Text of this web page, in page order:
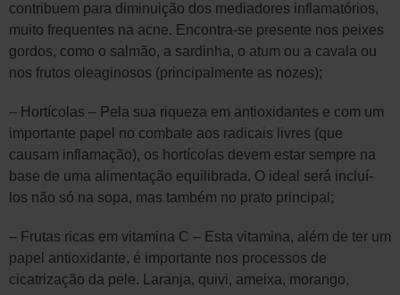
contribuem para diminuição dos mediadores inflamatórios,
muito frequentes na acne. Encontra-se presente nos peixes
gordos, como o salmão, a sardinha, o atum ou a cavala ou
nos frutos oleaginosos (principalmente as nozes);
– Hortícolas – Pela sua riqueza em antioxidantes e com um
importante papel no combate aos radicais livres (que
causam inflamação), os hortícolas devem estar sempre na
base de uma alimentação equilibrada. O ideal será incluí-
los não só na sopa, mas também no prato principal;
– Frutas ricas em vitamina C – Esta vitamina, além de ter um
papel antioxidante, é importante nos processos de
cicatrização da pele. Laranja, quivi, ameixa, morango,